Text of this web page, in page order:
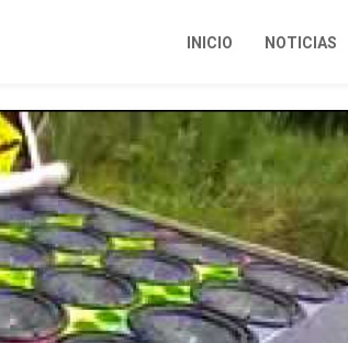
INICIO NOTICIAS